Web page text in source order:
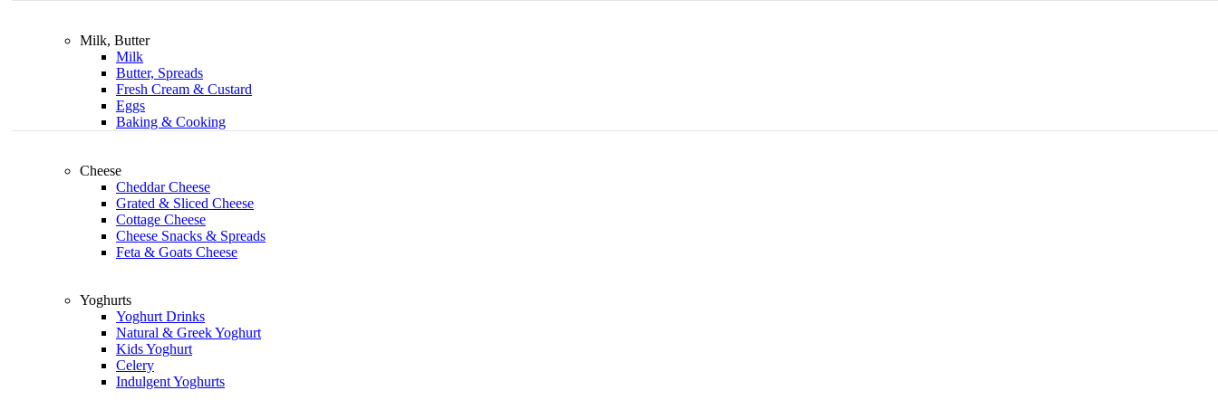
Milk, Butter
Milk
Butter, Spreads
Fresh Cream & Custard
Eggs
Baking & Cooking
Cheese
Cheddar Cheese
Grated & Sliced Cheese
Cottage Cheese
Cheese Snacks & Spreads
Feta & Goats Cheese
Yoghurts
Yoghurt Drinks
Natural & Greek Yoghurt
Kids Yoghurt
Celery
Indulgent Yoghurts